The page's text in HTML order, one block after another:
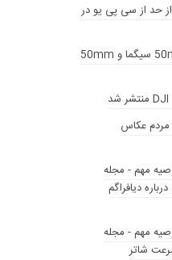
حد از سی پی یو در
مقایسه لنز‌های 50mm F/1.4 Art سیگما و 50mm
مردم عکاس
دوربین دست دوم | ۷ توصیه مهم - مجله
دیافراگم
دوربین دست دوم | ۷ توصیه مهم - مجله
شاتر